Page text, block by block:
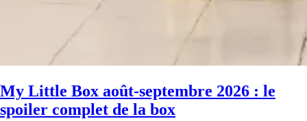
My Little Box août-septembre 2026 : le
spoiler complet de la box